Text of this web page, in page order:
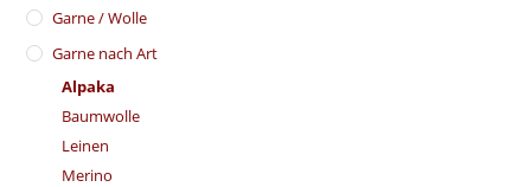
Garne / Wolle
Garne nach Art
Alpaka
Baumwolle
Leinen
Merino